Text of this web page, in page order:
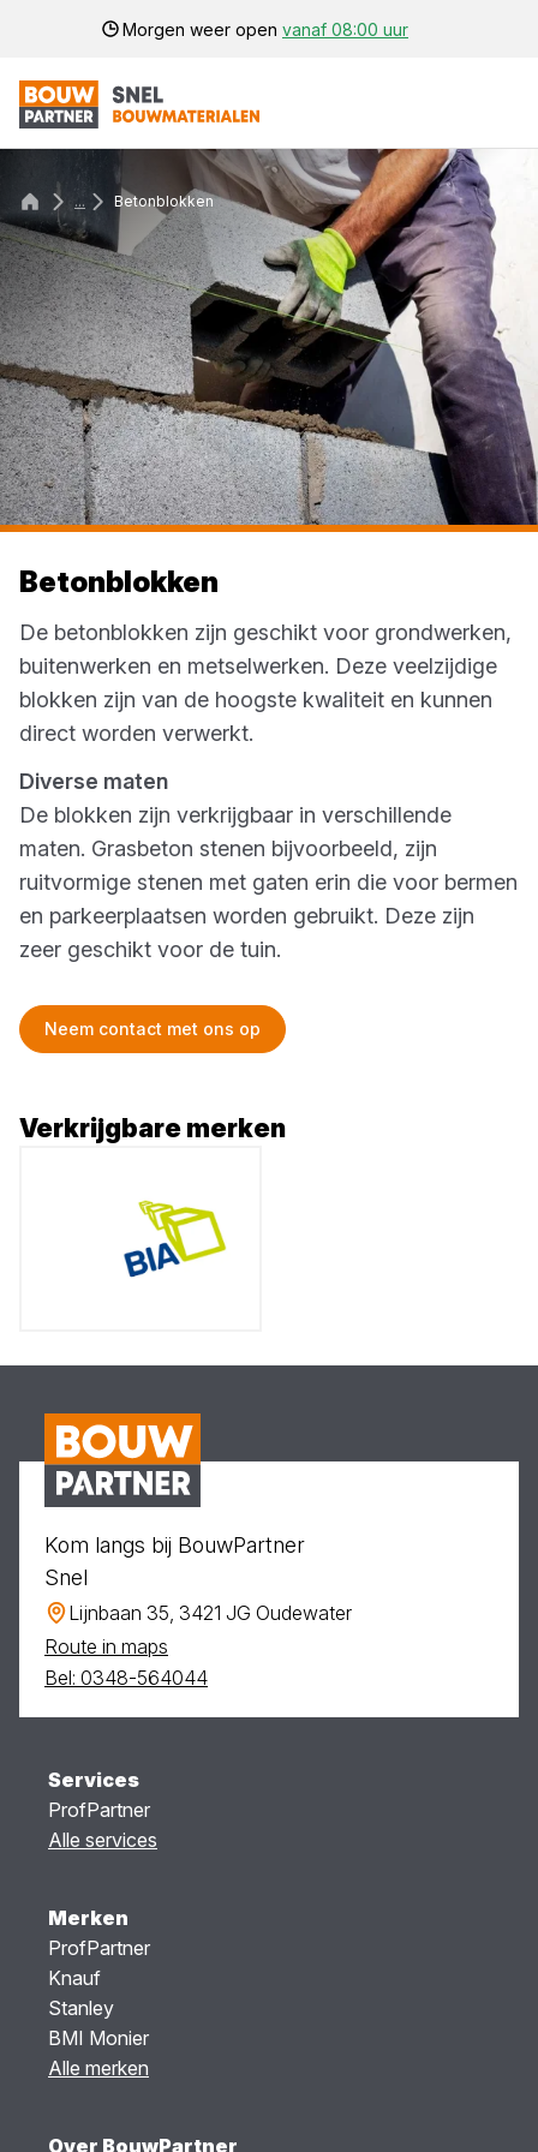
Morgen weer open vanaf 08:00 uur
... Betonblokken
Betonblokken
De betonblokken zijn geschikt voor grondwerken,
buitenwerken en metselwerken. Deze veelzijdige
blokken zijn van de hoogste kwaliteit en kunnen
direct worden verwerkt.
Diverse maten
De blokken zijn verkrijgbaar in verschillende
maten. Grasbeton stenen bijvoorbeeld, zijn
ruitvormige stenen met gaten erin die voor bermen
en parkeerplaatsen worden gebruikt. Deze zijn
zeer geschikt voor de tuin.
Neem contact met ons op
Verkrijgbare merken
Kom langs bij BouwPartner
Snel
Lijnbaan 35, 3421 JG Oudewater
Route in maps
Bel: 0348-564044
Services
ProfPartner
Alle services
Merken
ProfPartner
Knauf
Stanley
BMI Monier
Alle merken
Over BouwPartner